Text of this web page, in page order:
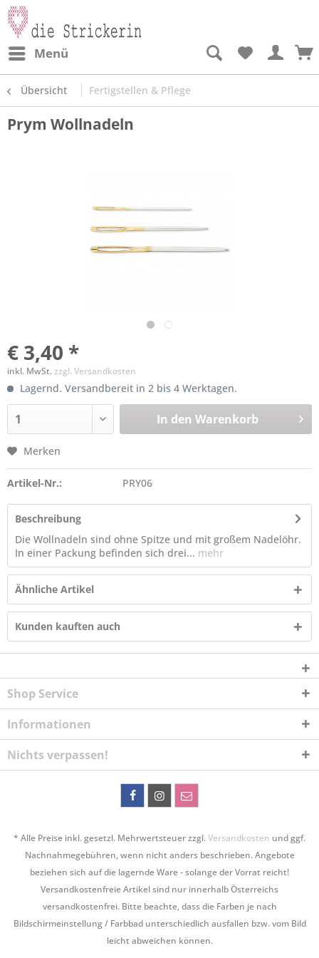
Menü
Übersicht Fertigstellen & Pflege
Prym Wollnadeln
€ 3,40 *
inkl. MwSt.zzgl. Versandkosten
Lagernd. Versandbereit in 2 bis 4 Werktagen.
In den Warenkorb
Merken
Artikel-Nr.: PRY06
Beschreibung
Die Wollnadeln sind ohne Spitze und mit großem Nadelöhr.
In einer Packung befinden sich drei... mehr
Ähnliche Artikel
Kunden kauften auch
Shop Service
Informationen
Nichts verpassen!
* Alle Preise inkl. gesetzl. Mehrwertsteuer zzgl.Versandkosten und ggf.
Nachnahmegebühren, wenn nicht anders beschrieben. Angebote
beziehen sich auf die lagernde Ware - solange der Vorrat reicht!
Versandkostenfreie Artikel sind nur innerhalb Österreichs
versandkostenfrei. Bitte beachte, dass die Farben je nach
Bildschirmeinstellung / Farbbad unterschiedlich ausfallen bzw. vom Bild
leicht abweichen können.